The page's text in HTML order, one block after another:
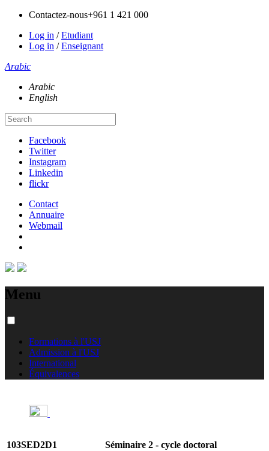
Contactez-nous+961 1 421 000
Log in /Etudiant
Log in /Enseignant
Arabic
Arabic
English
Facebook
Twitter
Instagram
Linkedin
flickr
Contact
Annuaire
Webmail
Menu
Formations à l'USJ
Admission à l'USJ
International
Équivalences
103SED2D1 Séminaire 2 - cycle doctoral